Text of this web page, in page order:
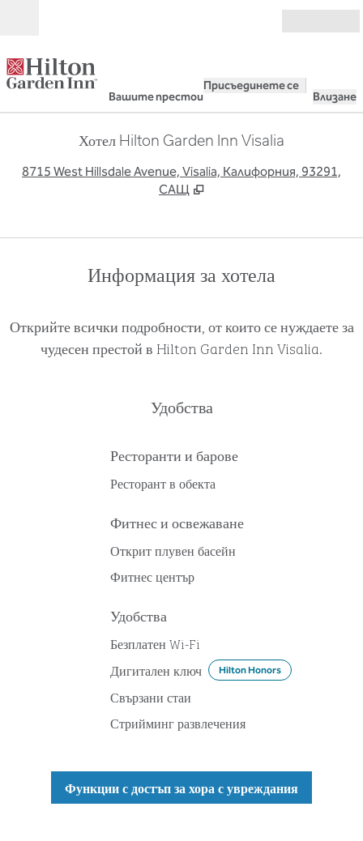
Вашите престои
Присъединете се
Влизане
Хотел Hilton Garden Inn Visalia
8715 West Hillsdale Avenue, Visalia, Калифорния, 93291,
САЩ
Информация за хотела
Открийте всички подробности, от които се нуждаете за
чудесен престой в Hilton Garden Inn Visalia.
Удобства
Ресторанти и барове
Ресторант в обекта
Фитнес и освежаване
Открит плувен басейн
Фитнес център
Удобства
Безплатен Wi-Fi
Дигитален ключ
Hilton Honors
Свързани стаи
Стрийминг развлечения
Функции с достъп за хора с увреждания